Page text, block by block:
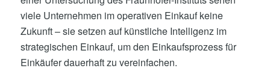
viele Unternehmen im operativen Einkauf keine
Zukunft – sie setzen auf künstliche Intelligenz im
strategischen Einkauf, um den Einkaufsprozess für
Einkäufer dauerhaft zu vereinfachen.